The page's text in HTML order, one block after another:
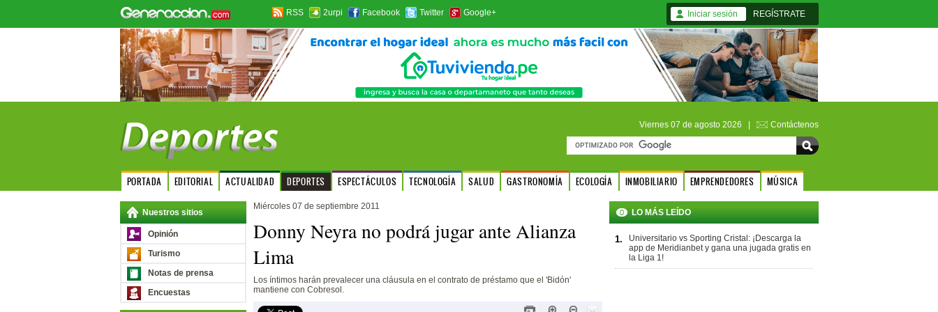
RSS 2urpi Facebook Twitter Google+ Iniciar sesión REGÍSTRATE
Viernes 07 de agosto 2026 | Contáctenos
PORTADA EDITORIAL ACTUALIDAD DEPORTES ESPECTÁCULOS TECNOLOGÍA SALUD GASTRONOMÍA ECOLOGÍA INMOBILIARIO EMPRENDEDORES MÚSICA
Nuestros sitios
Opinión
Turismo
Notas de prensa
Encuestas
Miércoles 07 de septiembre 2011
Donny Neyra no podrá jugar ante Alianza
Lima
Los íntimos harán prevalecer una cláusula en el contrato de préstamo que el 'Bidón'
mantiene con Cobresol.
LO MÁS LEÍDO
1.
Universitario vs Sporting Cristal: ¡Descarga la
app de Meridianbet y gana una jugada gratis en
la Liga 1!